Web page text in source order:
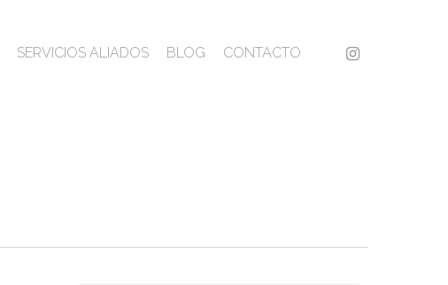
SERVICIOS ALIADOS BLOG CONTACTO instagram